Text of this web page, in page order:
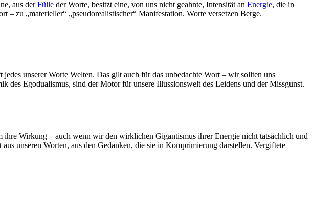
aus derFülle der Worte, besitzt eine, von uns nicht geahnte, Intensität an Energie, die in
– zu „materieller“ „pseudorealistischer“ Manifestation. Worte versetzen Berge.
unserer Worte Welten. Das gilt auch für das unbedachte Wort – wir sollten uns
Egodualismus, sind der Motor für unsere Illussionswelt des Leidens und der Missgunst.
Wirkung – auch wenn wir den wirklichen Gigantismus ihrer Energie nicht tatsächlich und
unseren Worten, aus den Gedanken, die sie in Komprimierung darstellen. Vergiftete